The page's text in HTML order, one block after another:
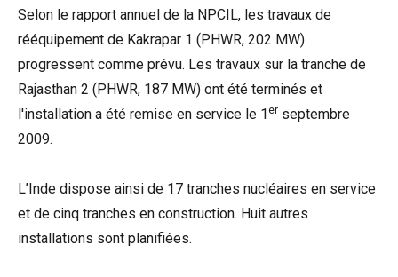
Selon le rapport annuel de la NPCIL, les travaux de
rééquipement de Kakrapar 1 (PHWR, 202 MW)
progressent comme prévu. Les travaux sur la tranche de
Rajasthan 2 (PHWR, 187 MW) ont été terminés et
l'installation a été remise en service le 1 er septembre
2009.
L’Inde dispose ainsi de 17 tranches nucléaires en service
et de cinq tranches en construction. Huit autres
installations sont planifiées.